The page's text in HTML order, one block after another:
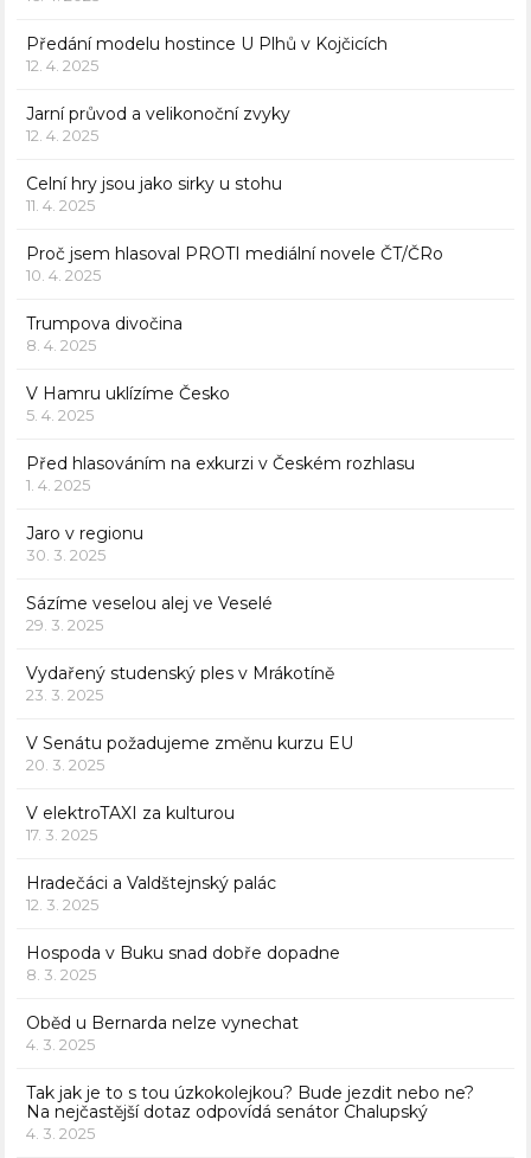
Předání modelu hostince U Plhů v Kojčicích
12. 4. 2025
Jarní průvod a velikonoční zvyky
12. 4. 2025
Celní hry jsou jako sirky u stohu
11. 4. 2025
Proč jsem hlasoval PROTI mediální novele ČT/ČRo
10. 4. 2025
Trumpova divočina
8. 4. 2025
V Hamru uklízíme Česko
5. 4. 2025
Před hlasováním na exkurzi v Českém rozhlasu
1. 4. 2025
Jaro v regionu
30. 3. 2025
Sázíme veselou alej ve Veselé
29. 3. 2025
Vydařený studenský ples v Mrákotíně
23. 3. 2025
V Senátu požadujeme změnu kurzu EU
20. 3. 2025
V elektroTAXI za kulturou
17. 3. 2025
Hradečáci a Valdštejnský palác
12. 3. 2025
Hospoda v Buku snad dobře dopadne
8. 3. 2025
Oběd u Bernarda nelze vynechat
4. 3. 2025
Tak jak je to s tou úzkokolejkou? Bude jezdit nebo ne?
Na nejčastější dotaz odpovídá senátor Chalupský
4. 3. 2025